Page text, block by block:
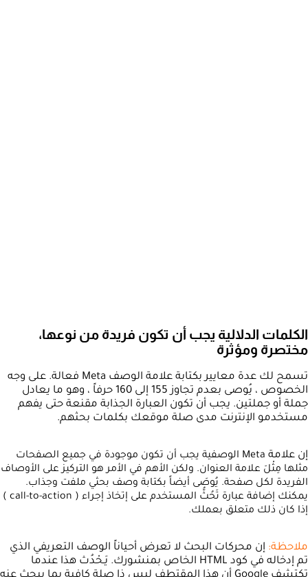
الكلمات الدلالية يجب أن تكون فريدة من نوعها،
مختصرة ومؤثرة
تسمح لك عدة معايير بكتابة علامة الوصف Meta فعالة. على وجه
الخصوص ، يُوصى بعدم تجاوز 155 إلى 160 حرفاً ، وهو ما يعادل
جملة أو جملتين. يجب أن تكون العبارة الجذابة مقنعة حتى يفهم
مستخدمو الإنترنت مدى صلة موقعك بكلمات بحثهم.
إن علامة Meta ال
وصفية يجب أن تكون موجودة في جميع الصفحات
مثلها مِثْلَ علامة العنوان. ولكن الأهم في الأمر هو التركيز على الأوصاف
الفريدة لكل صفحة. يُوصَى أيضاً بكتابة وصف بحثي ملفت وجذاب.
يمكنك إضافة عبارة تَحُثُّ المستخدم على إتخاذ إجراء ( call-to-action )
إذا كان ذلك متعلق بعملك.
ملاحظة: إن محركات البحث لا تعرض أحياناً الوصف التعريفي الذي
تم إدخاله في كود HTML الخاص بمنشورك. يَـحْدُث هذا عندما